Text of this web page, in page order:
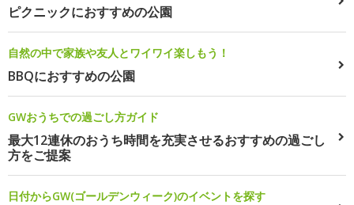
ピクニックにおすすめの公園
自然の中で家族や友人とワイワイ楽しもう！
BBQにおすすめの公園
GWおうちでの過ごし方ガイド
最大12連休のおうち時間を充実させるおすすめの過ごし
方をご提案
日付からGW(ゴールデンウィーク)のイベントを探す